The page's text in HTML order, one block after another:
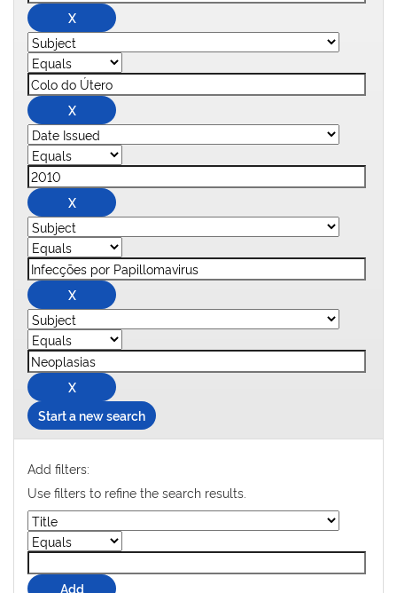
Start a new search
Add filters:
Use filters to refine the search results.